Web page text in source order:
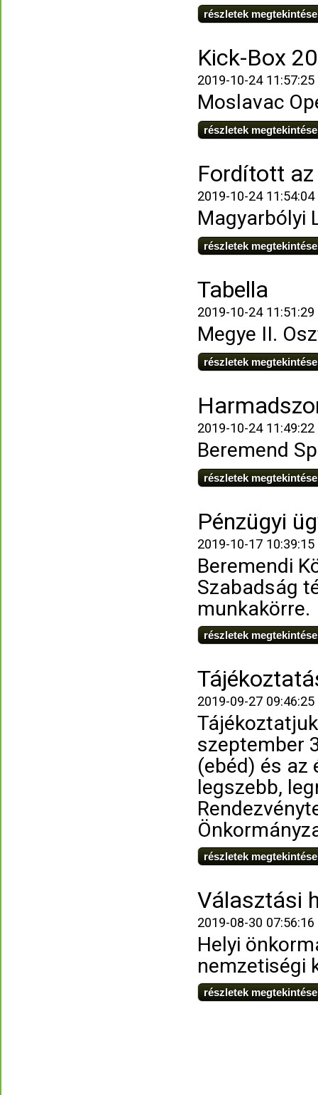
részletek megtekintése
Kick-Box
2019-10-24 11:57:25
Moslavac
részletek megtekintése
Fordított
2019-10-24 11:54:04
Magyarbólyi
részletek megtekintése
Tabella
2019-10-24 11:51:29
Megye II.
részletek megtekintése
2019-10-24 11:49:22
Beremend
részletek megtekintése
Pénzügyi
2019-10-17 10:39:15
Beremendi
Szabadság
munkakörre.
részletek megtekintése
2019-09-27 09:46:25
szeptember
(ebéd) és az
legszebb,
részletek megtekintése
Választási
2019-08-30 07:56:16
Helyi
nemzetiségi
részletek megtekintése